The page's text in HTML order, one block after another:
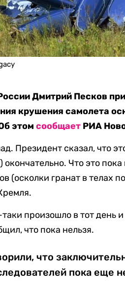
Дмитрий Песков
крушения самолета
этомсообщает РИА
Президент сказал, что
Что это пока
(осколки гранат в телах
произошло в тот день
что пока нельзя.
что
пока еще